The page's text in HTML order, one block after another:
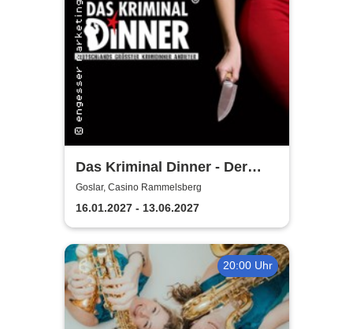
Das Kriminal Dinner - Der
Polterabendkiller
Goslar, Casino Rammelsberg
16.01.2027 - 13.06.2027
20:00 Uhr